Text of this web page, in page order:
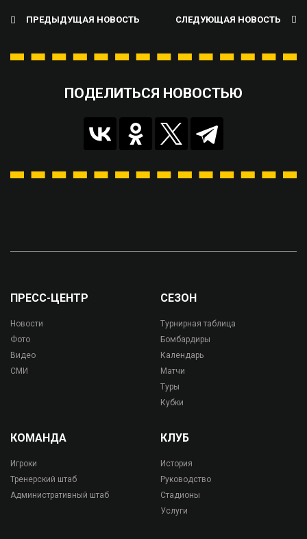
ПРЕДЫДУЩАЯ НОВОСТЬ СЛЕДУЮЩАЯ НОВОСТЬ
ПОДЕЛИТЬСЯ НОВОСТЬЮ
ПРЕСС-ЦЕНТР
Новости
Фото
Видео
СМИ
СЕЗОН
Турнирная таблица
Бомбардиры
Календарь
Матчи
Туры
Кубки
КОМАНДА
Игроки
Тренерский штаб
Административный штаб
КЛУБ
История
Руководство
Стадионы
Услуги